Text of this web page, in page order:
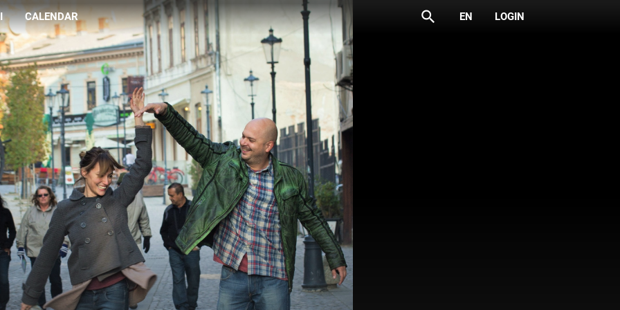
CALENDAR search EN LOGIN